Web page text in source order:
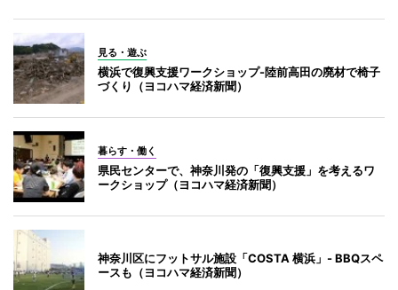
見る・遊ぶ
横浜で復興支援ワークショップ-陸前高田の廃材で椅子
づくり（ヨコハマ経済新聞）
暮らす・働く
県民センターで、神奈川発の「復興支援」を考えるワ
ークショップ（ヨコハマ経済新聞）
神奈川区にフットサル施設「COSTA 横浜」- BBQスペ
ースも（ヨコハマ経済新聞）